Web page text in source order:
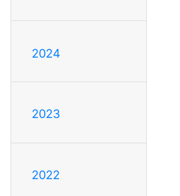
2024
2023
2022